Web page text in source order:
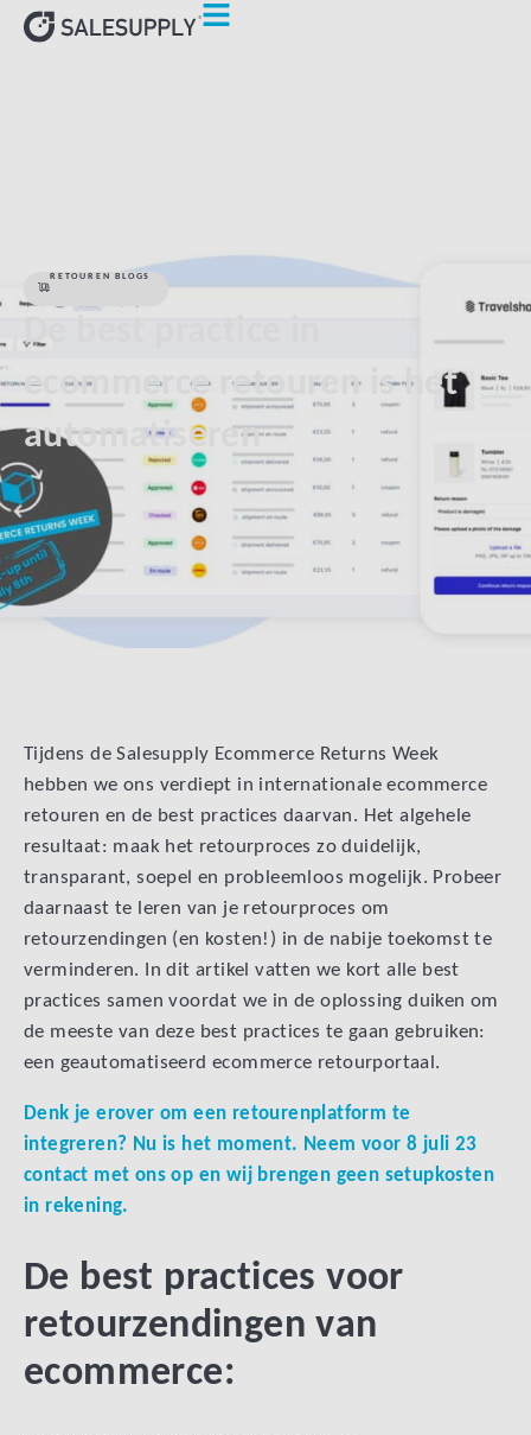
RETOUREN BLOGS
De best practice in
ecommerce retouren is het
automatiseren
Tijdens de Salesupply Ecommerce Returns Week
hebben we ons verdiept in internationale ecommerce
retouren en de best practices daarvan. Het algehele
resultaat: maak het retourproces zo duidelijk,
transparant, soepel en probleemloos mogelijk. Probeer
daarnaast te leren van je retourproces om
retourzendingen (en kosten!) in de nabije toekomst te
verminderen. In dit artikel vatten we kort alle best
practices samen voordat we in de oplossing duiken om
de meeste van deze best practices te gaan gebruiken:
een geautomatiseerd ecommerce retourportaal.
Denk je erover om een retourenplatform te
integreren? Nu is het moment. Neem voor 8 juli 23
contact met ons op en wij brengen geen setupkosten
in rekening.
De best practices voor
retourzendingen van
ecommerce: